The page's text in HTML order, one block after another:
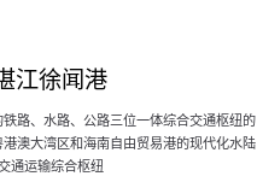
中国电信
国电信互联网门户,发布中国电信官方权威
费、费用查询、业务办理、在线客服、故障
品牌专区等全方位的电子自助服务